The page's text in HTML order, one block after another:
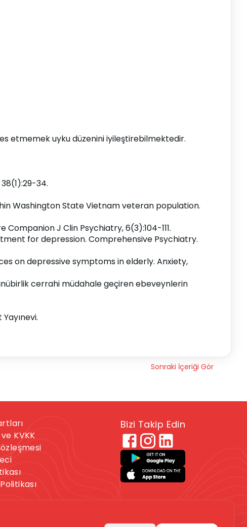
etmemek uyku düzenini iyileştirebilmektedir.
38(1):29-34.
Washington State Vietnam veteran population.
J Clin Psychiatry, 6(3):104-111.
for depression. Comprehensive Psychiatry.
on depressive symptoms in elderly. Anxiety,
cerrahi müdahale geçiren ebeveynlerin
Sonraki İçeriği Gör
KVKK
Bizi Takip Edin
veya kendine zarar